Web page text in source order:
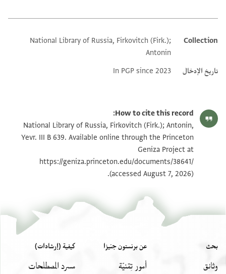
Additional metadata
Collection
National Library of Russia, Firkovitch (Firk.);
Antonin
تاريخ الإدخال
In PGP since 2023
How to cite this record:
National Library of Russia, Firkovitch (Firk.); Antonin,
Yevr. III B 639. Available online through the Princeton
Geniza Project at
https://geniza.princeton.edu/documents/38641/
(accessed August 7, 2026).
بحث
وثائق
عن برنستون جنيزا
أمور تِقنيّة
كيفية (إرشادات)
مسرد المصطلحات